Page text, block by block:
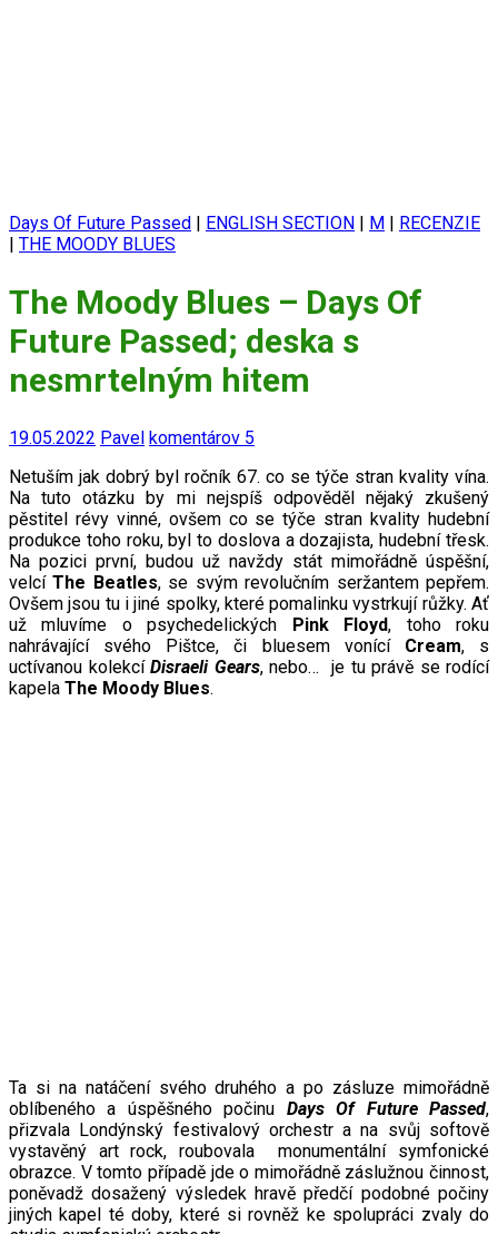
Days Of Future Passed | ENGLISH SECTION | M | RECENZIE
| THE MOODY BLUES
The Moody Blues – Days Of
Future Passed; deska s
nesmrtelným hitem
19.05.2022 Pavel komentárov 5
Netuším jak dobrý byl ročník 67. co se týče stran kvality vína.
Na tuto otázku by mi nejspíš odpověděl nějaký zkušený
pěstitel révy vinné, ovšem co se týče stran kvality hudební
produkce toho roku, byl to doslova a dozajista, hudební třesk.
Na pozici první, budou už navždy stát mimořádně úspěšní,
velcíThe Beatles, se svým revolučním seržantem pepřem.
Ovšem jsou tu i jiné spolky, které pomalinku vystrkují růžky. Ať
už mluvíme o psychedelických Pink Floyd, toho roku
nahrávající svého Pištce, či bluesem vonící Cream, s
uctívanou kolekcí Disraeli Gears, nebo… je tu právě se rodící
kapela The Moody Blues.
Ta si na natáčení svého druhého a po zásluze mimořádně
oblíbeného a úspěšného počinu Days Of Future Passed,
přizvala Londýnský festivalový orchestr a na svůj softově
vystavěný art rock, roubovala monumentální symfonické
obrazce. V tomto případě jde o mimořádně záslužnou činnost,
poněvadž dosažený výsledek hravě předčí podobné počiny
jiných kapel té doby, které si rovněž ke spolupráci zvaly do